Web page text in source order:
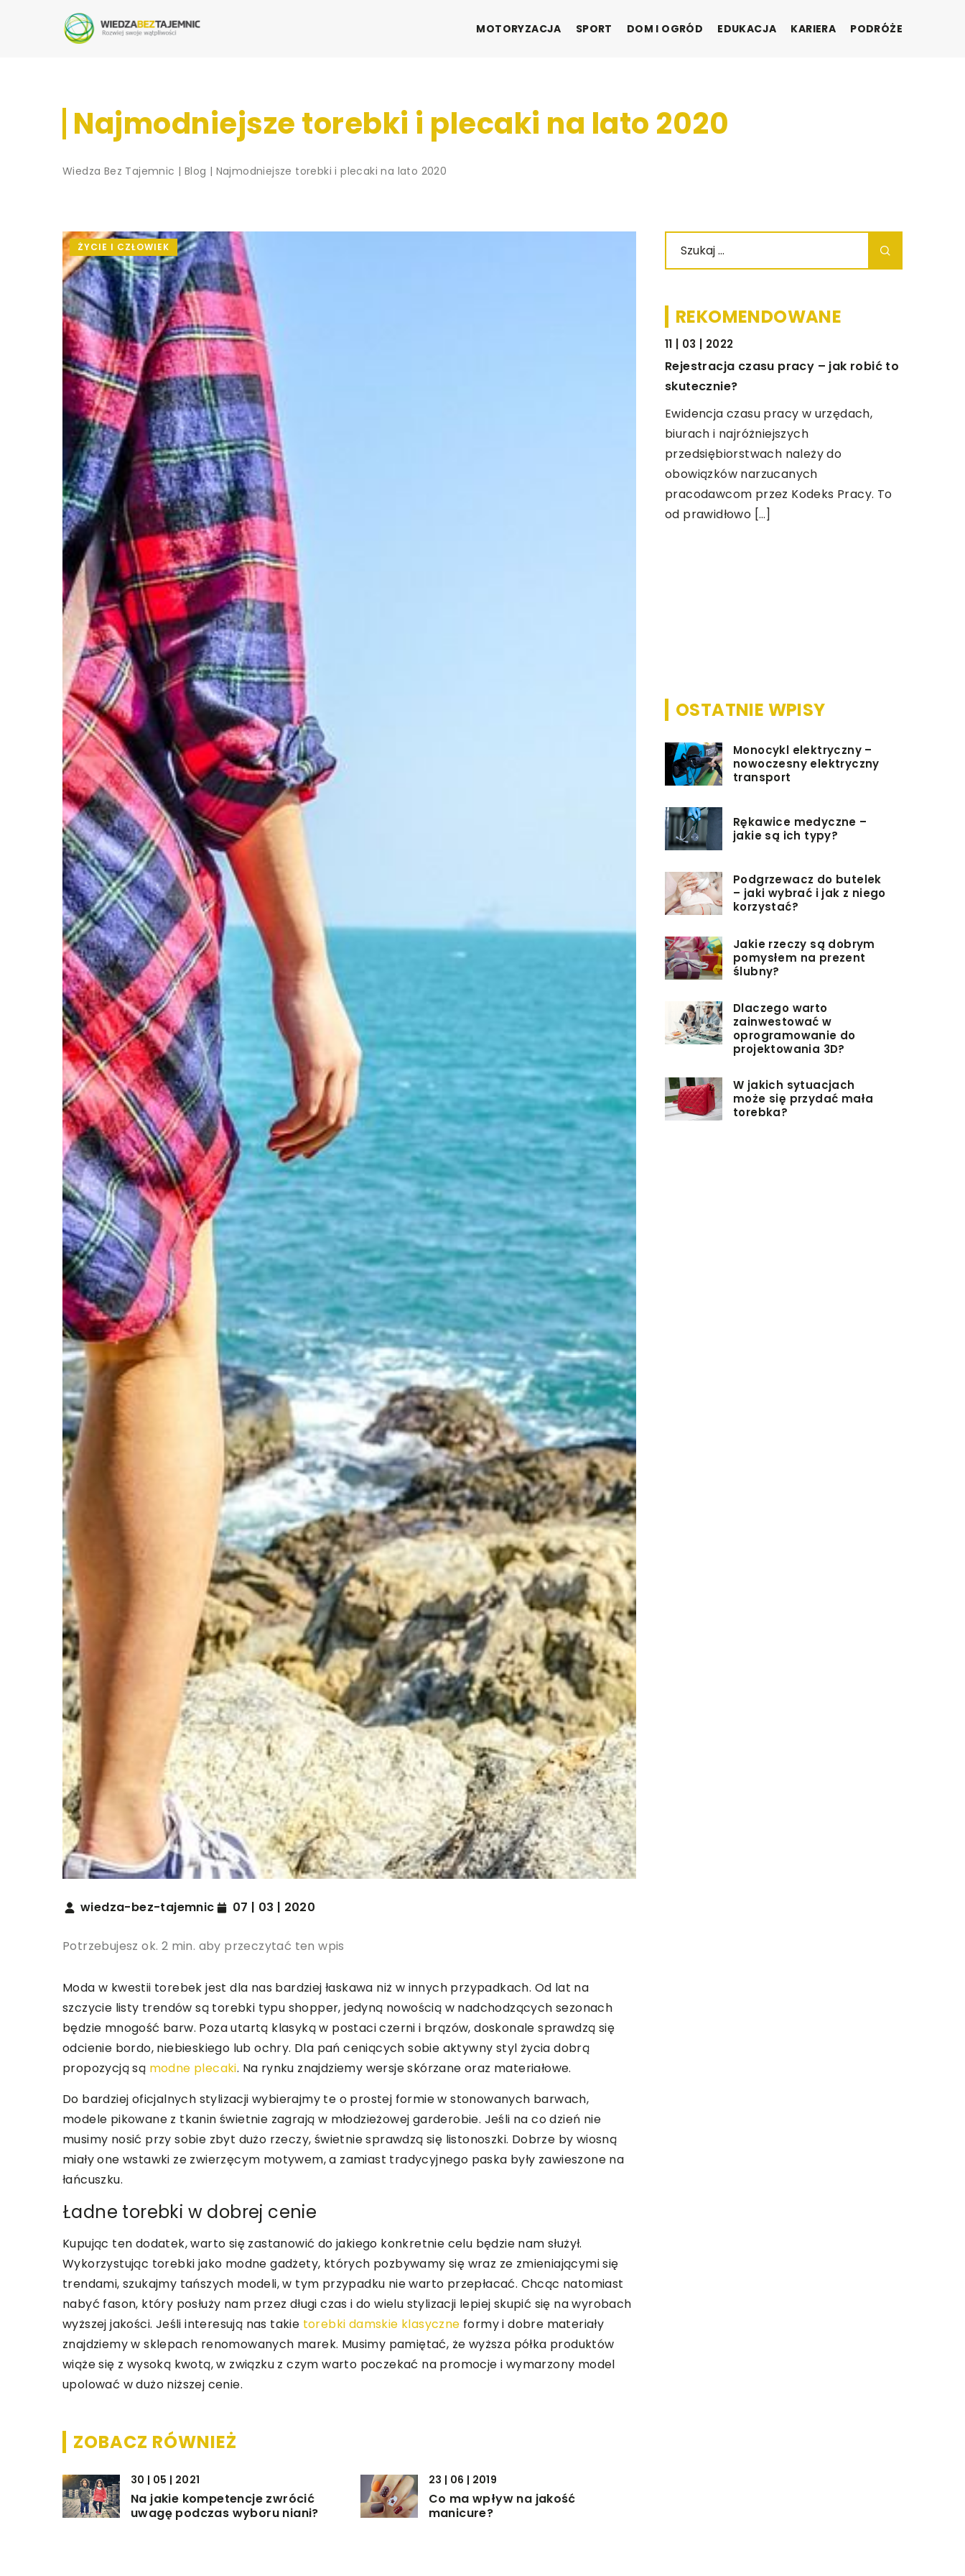
MOTORYZACJA SPORT DOM I OGRÓD EDUKACJA KARIERA PODRÓŻE
Najmodniejsze torebki i plecaki na lato 2020
Wiedza Bez Tajemnic | Blog | Najmodniejsze torebki i plecaki na lato 2020
ŻYCIE I CZŁOWIEK
wiedza-bez-tajemnic 07 | 03 | 2020
Potrzebujesz ok. 2 min. aby przeczytać ten wpis
Moda w kwestii torebek jest dla nas bardziej łaskawa niż w innych przypadkach. Od lat na
szczycie listy trendów są torebki typu shopper, jedyną nowością w nadchodzących sezonach
będzie mnogość barw. Poza utartą klasyką w postaci czerni i brązów, doskonale sprawdzą się
odcienie bordo, niebieskiego lub ochry. Dla pań ceniących sobie aktywny styl życia dobrą
propozycją są modne plecaki. Na rynku znajdziemy wersje skórzane oraz materiałowe.
Do bardziej oficjalnych stylizacji wybierajmy te o prostej formie w stonowanych barwach,
modele pikowane z tkanin świetnie zagrają w młodzieżowej garderobie. Jeśli na co dzień nie
musimy nosić przy sobie zbyt dużo rzeczy, świetnie sprawdzą się listonoszki. Dobrze by wiosną
miały one wstawki ze zwierzęcym motywem, a zamiast tradycyjnego paska były zawieszone na
łańcuszku.
Ładne torebki w dobrej cenie
Kupując ten dodatek, warto się zastanowić do jakiego konkretnie celu będzie nam służył.
Wykorzystując torebki jako modne gadżety, których pozbywamy się wraz ze zmieniającymi się
trendami, szukajmy tańszych modeli, w tym przypadku nie warto przepłacać. Chcąc natomiast
nabyć fason, który posłuży nam przez długi czas i do wielu stylizacji lepiej skupić się na wyrobach
wyższej jakości. Jeśli interesują nas takie torebki damskie klasyczne formy i dobre materiały
znajdziemy w sklepach renomowanych marek. Musimy pamiętać, że wyższa półka produktów
wiąże się z wysoką kwotą, w związku z czym warto poczekać na promocje i wymarzony model
upolować w dużo niższej cenie.
ZOBACZ RÓWNIEŻ
30 | 05 | 2021
Na jakie kompetencje zwrócić
uwagę podczas wyboru niani?
23 | 06 | 2019
Co ma wpływ na jakość
manicure?
REKOMENDOWANE
PRZEMYSŁ I TECHNIKA
16 | 06 | 2020
Zastosowanie i rodzaje nitonakrętek
Nitonakrętki to popularne elementy
złączne stosowane powszechnie w
budownictwie i przemyśle. Służą przede
wszystkim do trwałego zespalania ze
sobą konstrukcji […]
BIZNES I USŁUGI
11 | 03 | 2022
Rejestracja czasu pracy – jak robić to
skutecznie?
Ewidencja czasu pracy w urzędach,
biurach i najróżniejszych
przedsiębiorstwach należy do
obowiązków narzucanych
pracodawcom przez Kodeks Pracy. To
od prawidłowo […]
OSTATNIE WPISY
Monocykl elektryczny –
nowoczesny elektryczny
transport
Rękawice medyczne –
jakie są ich typy?
Podgrzewacz do butelek
– jaki wybrać i jak z niego
korzystać?
Jakie rzeczy są dobrym
pomysłem na prezent
ślubny?
Dlaczego warto
zainwestować w
oprogramowanie do
projektowania 3D?
W jakich sytuacjach
może się przydać mała
torebka?